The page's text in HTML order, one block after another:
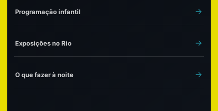
Programação infantil
Exposições no Rio
O que fazer à noite